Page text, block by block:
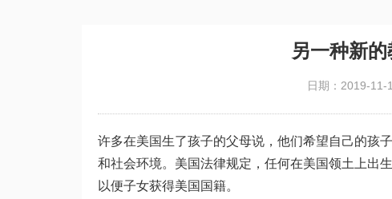
另一种新
日期：2019-11-
许多在美国生了孩子的父母说，他们希望自己的孩
和社会环境。美国法律规定，任何在美国领土上出
以便子女获得美国国籍。